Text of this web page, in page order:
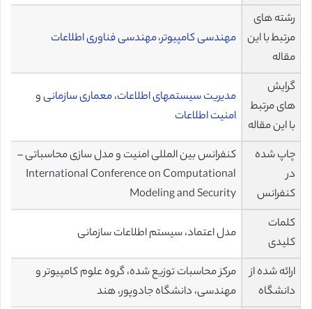
رشته های
مرتبط با این
مقاله
مهندسی کامپیوتر،مهندسی فناوری اطلاعات
گرایش
های مرتبط
با این مقاله
مدیریت سیستمهای اطلاعات،معماری سازمانیو
امنیت اطلاعات
چاپ شده
در
کنفرانس
کنفرانس بین المللی امنیت و مدل سازی محاسباتی –
International Conference on Computational
Modeling and Security
کلمات
کلیدی
مدل اعتماد، سیستم اطلاعات سازمانی
ارائه شده از
دانشگاه
مرکز محاسبات توزیع شده، گروه علوم کامپیوتر و
مهندسی، دانشگاه جادوپور، هند